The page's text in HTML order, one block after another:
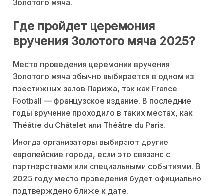
Золотого мяча.
Где пройдет церемония
вручения Золотого мяча 2025?
Место проведения церемонии вручения
Золотого мяча обычно выбирается в одном из
престижных залов Парижа, так как France
Football — французское издание. В последние
годы вручение проходило в таких местах, как
Théâtre du Châtelet или Théâtre du Paris.
Иногда организаторы выбирают другие
европейские города, если это связано с
партнерствами или специальными событиями. В
2025 году место проведения будет официально
подтверждено ближе к дате.